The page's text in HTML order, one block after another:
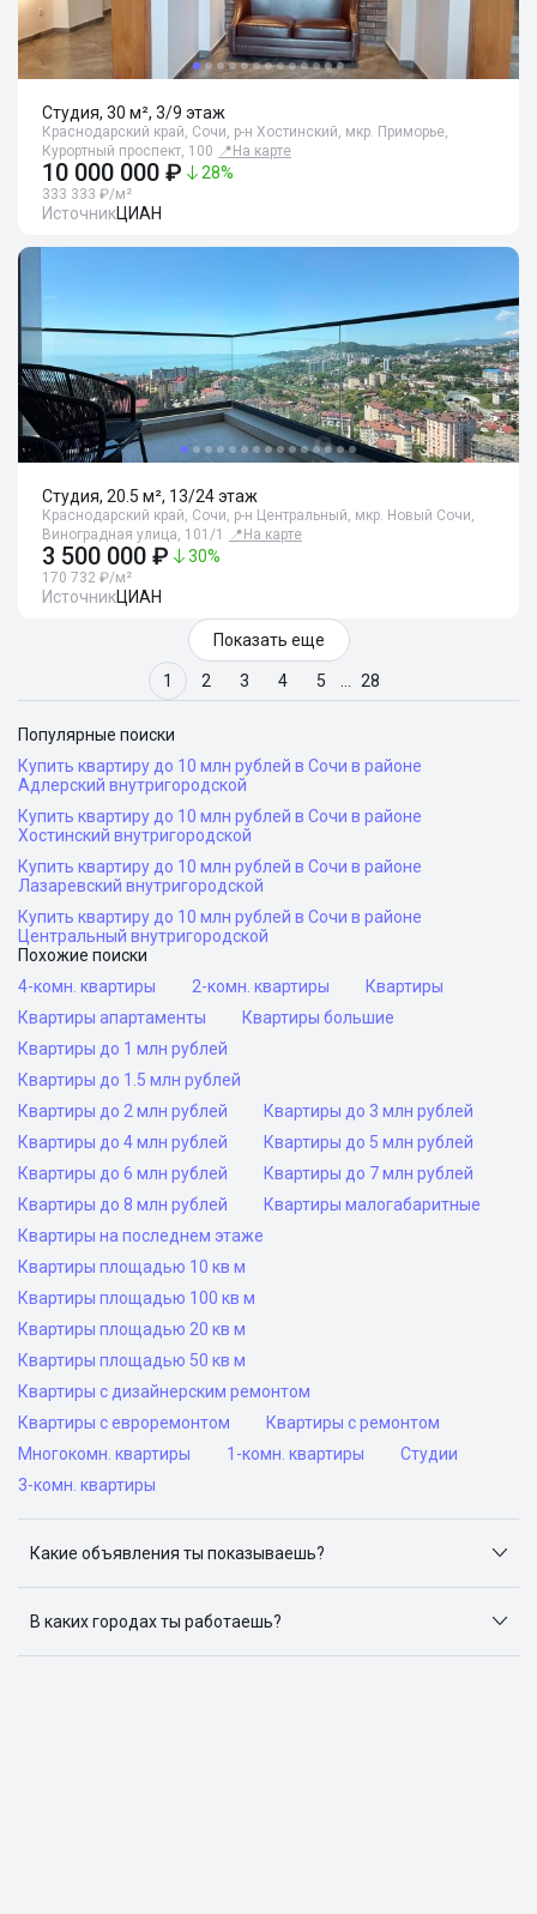
Студия, 30 м², 3/9 этаж
Краснодарский край, Сочи, р-н Хостинский, мкр. Приморье,
Курортный проспект, 100 📍 На карте
10 000 000 ₽ 28%
333 333 ₽/м²
ИсточникЦИАН
Студия, 20.5 м², 13/24 этаж
Краснодарский край, Сочи, р-н Центральный, мкр. Новый Сочи,
Виноградная улица, 101/1
📍 На карте
3 500 000 ₽ 30%
170 732 ₽/м²
ИсточникЦИАН
Показать еще
1 2 3 4 5 28
Популярные поиски
Купить квартиру до 10 млн рублей в Сочи в районе
Адлерский внутригородской
Купить квартиру до 10 млн рублей в Сочи в районе
Хостинский внутригородской
Купить квартиру до 10 млн рублей в Сочи в районе
Лазаревский внутригородской
Купить квартиру до 10 млн рублей в Сочи в районе
Центральный внутригородской
Похожие поиски
4-комн. квартиры
2-комн. квартиры
Квартиры
Квартиры апартаменты
Квартиры большие
Квартиры до 1 млн рублей
Квартиры до 1.5 млн рублей
Квартиры до 2 млн рублей
Квартиры до 3 млн рублей
Квартиры до 4 млн рублей
Квартиры до 5 млн рублей
Квартиры до 6 млн рублей
Квартиры до 7 млн рублей
Квартиры до 8 млн рублей
Квартиры малогабаритные
Квартиры на последнем этаже
Квартиры площадью 10 кв м
Квартиры площадью 100 кв м
Квартиры площадью 20 кв м
Квартиры площадью 50 кв м
Квартиры с дизайнерским ремонтом
Квартиры с евроремонтом
Квартиры с ремонтом
Многокомн. квартиры
1-комн. квартиры
Студии
3-комн. квартиры
Какие объявления ты показываешь?
объявлений: ЦИАН, Домклик, Яндекс.Недвижимость,
Авито, Самолет.Плюс.
В каких городах ты работаешь?